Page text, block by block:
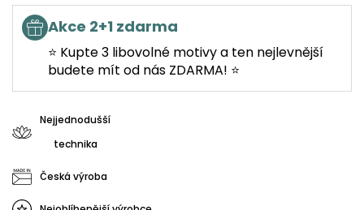
Akce 2+1 zdarma
⭐ Kupte 3 libovolné motivy a ten nejlevnější
budete mít od nás ZDARMA! ⭐
Nejjednodušší
technika
Česká výroba